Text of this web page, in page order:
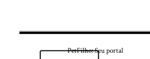
PetFilho: Seu portal